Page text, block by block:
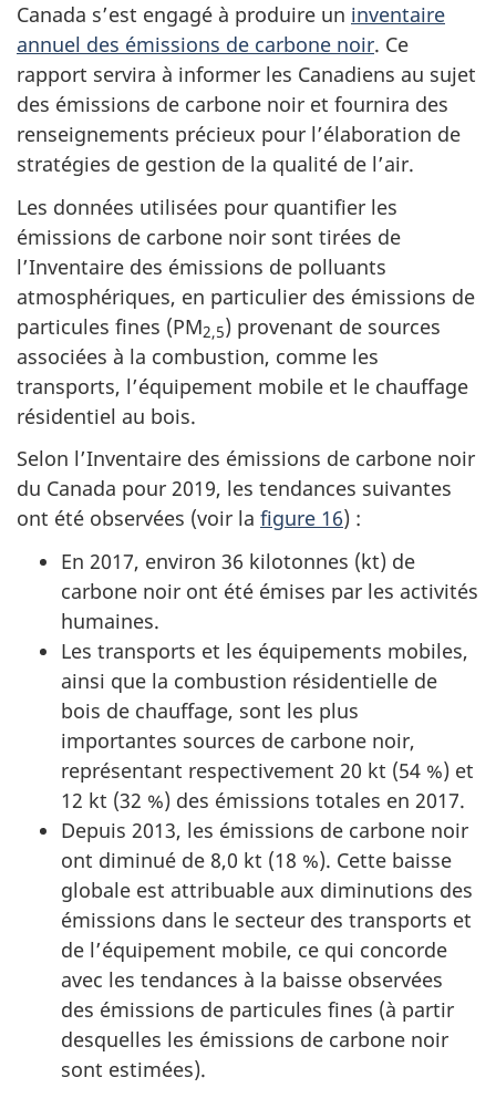
Canada s’est engagé à produire un inventaire
annuel des émissions de carbone noir. Ce
rapport servira à informer les Canadiens au sujet
des émissions de carbone noir et fournira des
renseignements précieux pour l’élaboration de
stratégies de gestion de la qualité de l’air.
Les données utilisées pour quantifier les
émissions de carbone noir sont tirées de
l’Inventaire des émissions de polluants
atmosphériques, en particulier des émissions de
particules fines (PM2,5) provenant de sources
associées à la combustion, comme les
transports, l’équipement mobile et le chauffage
résidentiel au bois.
Selon l’Inventaire des émissions de carbone noir
du Canada pour 2019, les tendances suivantes
ont été observées (voir la figure 16) :
En 2017, environ 36 kilotonnes (kt) de
carbone noir ont été émises par les activités
humaines.
Les transports et les équipements mobiles,
ainsi que la combustion résidentielle de
bois de chauffage, sont les plus
importantes sources de carbone noir,
représentant respectivement 20 kt (54 %) et
12 kt (32 %) des émissions totales en 2017.
Depuis 2013, les émissions de carbone noir
ont diminué de 8,0 kt (18 %). Cette baisse
globale est attribuable aux diminutions des
émissions dans le secteur des transports et
de l’équipement mobile, ce qui concorde
avec les tendances à la baisse observées
des émissions de particules fines (à partir
desquelles les émissions de carbone noir
sont estimées).